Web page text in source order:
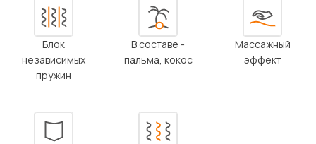
Блок
независимых
пружин
В составе -
пальма, кокос
Массажный
эффект